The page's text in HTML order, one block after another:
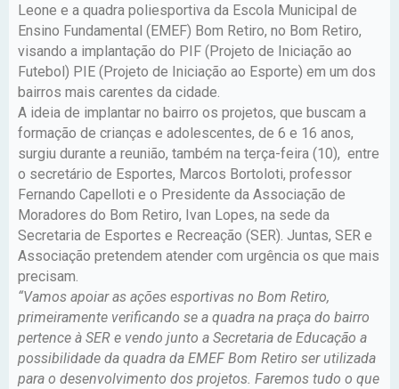
Leone e a quadra poliesportiva da Escola Municipal de
Ensino Fundamental (EMEF) Bom Retiro, no Bom Retiro,
visando a implantação do PIF (Projeto de Iniciação ao
Futebol) PIE (Projeto de Iniciação ao Esporte) em um dos
bairros mais carentes da cidade.
A ideia de implantar no bairro os projetos, que buscam a
formação de crianças e adolescentes, de 6 e 16 anos,
surgiu durante a reunião, também na terça-feira (10), entre
o secretário de Esportes, Marcos Bortoloti, professor
Fernando Capelloti e o Presidente da Associação de
Moradores do Bom Retiro, Ivan Lopes, na sede da
Secretaria de Esportes e Recreação (SER). Juntas, SER e
Associação pretendem atender com urgência os que mais
precisam.
“Vamos apoiar as ações esportivas no Bom Retiro,
primeiramente verificando se a quadra na praça do bairro
pertence à SER e vendo junto a Secretaria de Educação a
possibilidade da quadra da EMEF Bom Retiro ser utilizada
para o desenvolvimento dos projetos. Faremos tudo o que